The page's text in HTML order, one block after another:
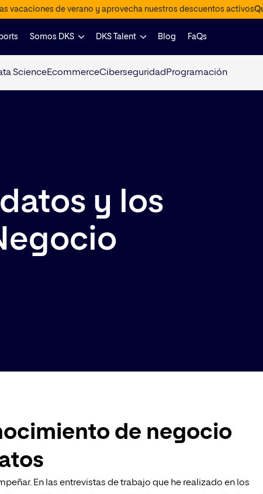
vacaciones de verano y aprovecha nuestros descuentos activos
Somos DKS DKS Talent Blog FaQs
ScienceEcommerceCiberseguridad Programación
y los
de negocio
En las entrevistas de trabajo que he realizado en los